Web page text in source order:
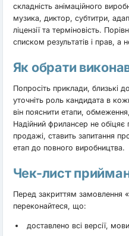
складність анімаційного
музика, диктор, субтитри,
ліцензії та терміновість.
списком результатів і прав,
Як обрати
Попросіть приклади, близькі
уточніть роль кандидата в
він пояснити етапи,
Надійний фрилансер не обіцяє
продажі, ставить запитання
етап до повного виробництва.
Чек-лист
Перед закриттям замовлення
переконайтеся, що:
доставлено всі версії,